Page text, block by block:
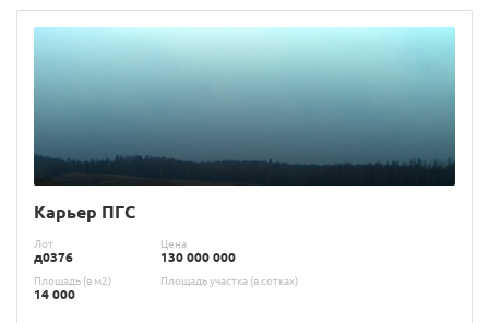
Карьер ПГС
Лот
д0376
Цена
130 000 000
Площадь (в м2)
14 000
Площадь участка (в сотках)